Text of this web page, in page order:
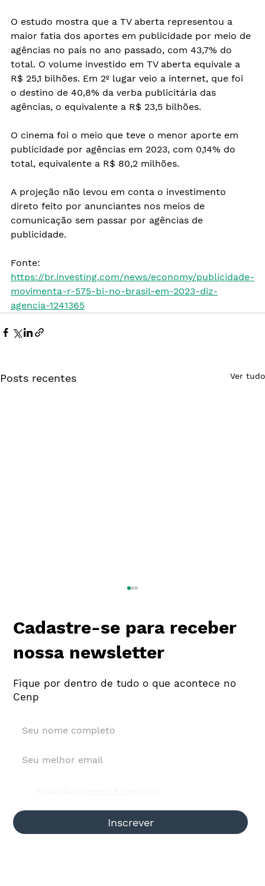
O estudo mostra que a TV aberta representou a
maior fatia dos aportes em publicidade por meio de
agências no país no ano passado, com 43,7% do
total. O volume investido em TV aberta equivale a
R$ 25,1 bilhões. Em 2º lugar veio a internet, que foi
o destino de 40,8% da verba publicitária das
agências, o equivalente a R$ 23,5 bilhões.
O cinema foi o meio que teve o menor aporte em
publicidade por agências em 2023, com 0,14% do
total, equivalente a R$ 80,2 milhões.
A projeção não levou em conta o investimento
direto feito por anunciantes nos meios de
comunicação sem passar por agências de
publicidade.
Fonte:
https://br.investing.com/news/economy/publicidade-
movimenta-r-575-bi-no-brasil-em-2023-diz-
agencia-1241365
Posts recentes Ver tudo
Investimento de agências em mídia
sobe 18,4% e vai a R$ 5,58 bi
Cadastre-se para receber
nossa newsletter
Fique por dentro de tudo o que acontece no
Cenp
Inscrever